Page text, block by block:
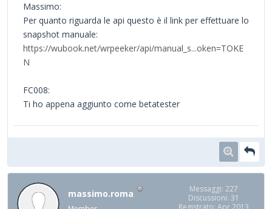
Massimo:
Per quanto riguarda le api questo è il link per effettuare lo
snapshot manuale:
https://wubook.net/wrpeeker/api/manual_s...oken=TOKE
N
FC008:
Ti ho appena aggiunto come betatester
massimo.roma
Messaggi: 227
Discussioni: 31